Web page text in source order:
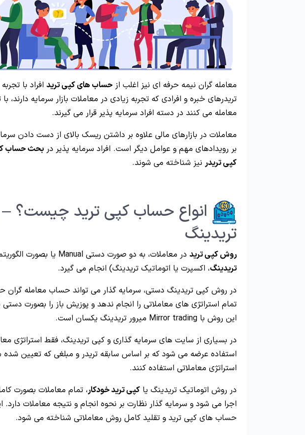
معامله گران نیمه حرفه ای نیز اغلب از حساب های کپی ترید افراد با
تریدرهای خبره و افرادی که تجربه زیادی در معاملات بازار سرمایه دارند،
معامله می کنند در دسته افراد سرمایه پذیر قرار می گیرند.
معاملات در بازارهای مالی علاوه بر داشتن ریسک بالای از دست دادن
بر رویدادهای مهم و عوامل دیگر است. افراد سرمایه پذیر در بحث حساب
کپی تریدر نیز شناخته می شوند.
انواع حساب کپی ترید چیست؟
تریدینگ
روش کپی ترید در معاملات، به دو صورت دستی Manual یا بصورت الگوریتم کپی ترید (استفاده از
تریدینگ، اکسپرت یا اتوماتیک تریدینگ) انجام می گیرد.
در روش کپی تریدینگ دستی، سرمایه گذار می تواند حساب معامله گران
تمام استراتژی های معاملاتی را انجام ندهد و پوزیش باز را بصورت دستی
این روش با Mirror trading میرور تریدینگ یکسان است.
در بسیاری از سایت های سرمایه گذاری و کپی تریدینگ، فقط استراتژی
استفاده عرضه می شود که بر اساس سابقه تریدر و مبلغی که تعیین شده
استراتژی معاملاتی استفاده کنند.
در روش اتوماتیک تریدینگ یا کپی ترید خودکار، تمام معاملات بصورت
اجرا می شود و سرمایه گذار نظارت بر نحوه انجام و نتیجه معاملات
حساب های کپی ترید و تقلید کامل روش معاملاتی شناخته می شود.